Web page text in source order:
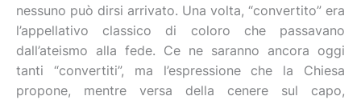
nessuno può dirsi arrivato. Una volta, “convertito” era
l’appellativo classico di coloro che passavano
dall’ateismo alla fede. Ce ne saranno ancora oggi
tanti “convertiti”, ma l’espressione che la Chiesa
propone, mentre versa della cenere sul capo,